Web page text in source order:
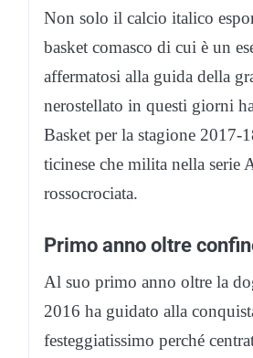
Non solo il calcio italico
basket comasco di cui è un
affermatosi alla guida della
nerostellato in questi giorni
Basket per la stagione 2017-
ticinese che milita nella serie
rossocrociata.
Primo anno oltre
Al suo primo anno oltre la
2016 ha guidato alla
festeggiatissimo perché